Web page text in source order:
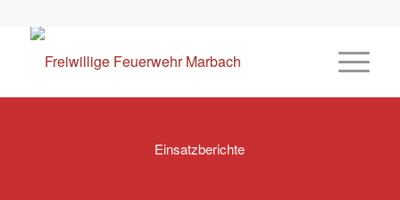
Einsatzberichte